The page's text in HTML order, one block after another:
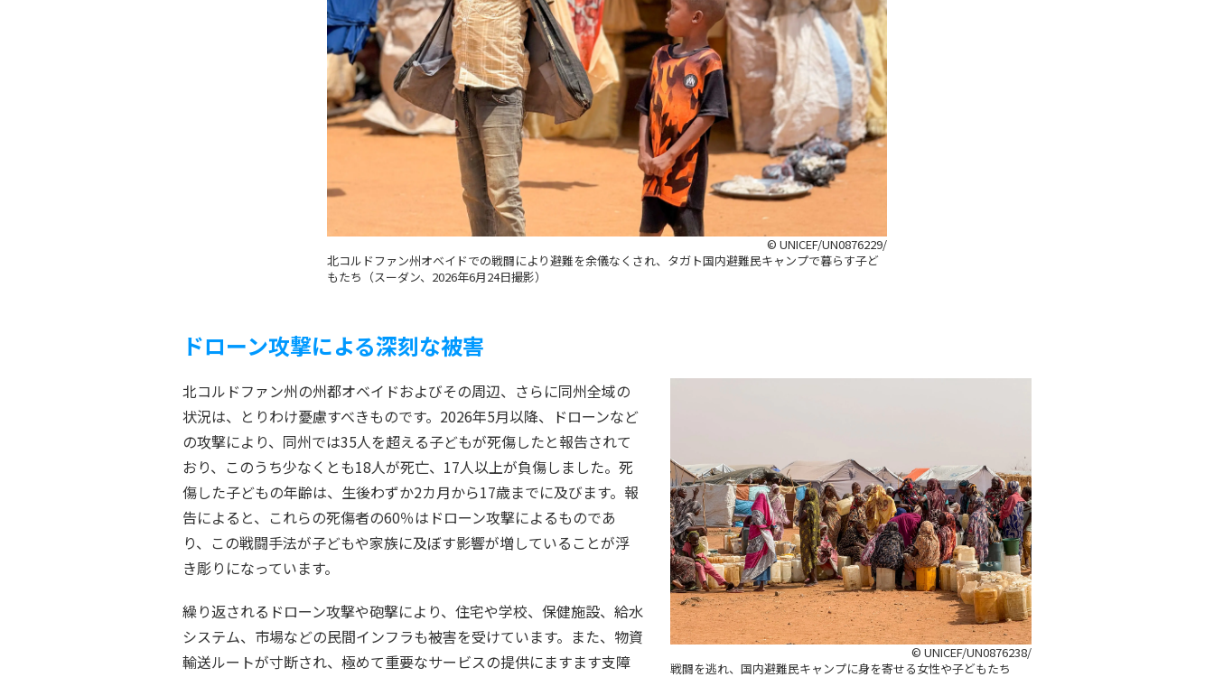
© UNICEF/UN0876229/
北コルドファン州オベイドでの戦闘により避難を余儀なくされ、タガト国内避難民キャンプで暮らす子ど
もたち（スーダン、2026年6月24日撮影）
ドローン攻撃による深刻な被害
© UNICEF/UN0876238/
戦闘を逃れ、国内避難民キャンプに身を寄せる女性や子どもたち
北コルドファン州の州都オベイドおよびその周辺、さらに同州全域の
状況は、とりわけ憂慮すべきものです。2026年5月以降、ドローンなど
の攻撃により、同州では35人を超える子どもが死傷したと報告されて
おり、このうち少なくとも18人が死亡、17人以上が負傷しました。死
傷した子どもの年齢は、生後わずか2カ月から17歳までに及びます。報
告によると、これらの死傷者の60％はドローン攻撃によるものであ
り、この戦闘手法が子どもや家族に及ぼす影響が増していることが浮
き彫りになっています。
繰り返されるドローン攻撃や砲撃により、住宅や学校、保健施設、給水
システム、市場などの民間インフラも被害を受けています。また、物資
輸送ルートが寸断され、極めて重要なサービスの提供にますます支障